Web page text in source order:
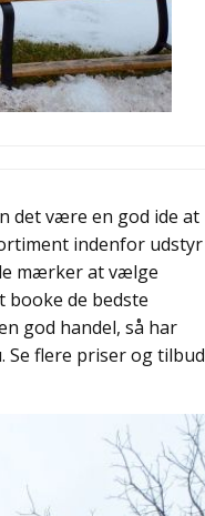
det være en god ide at
indenfor udstyr
mærker at vælge
booke de bedste
god handel, så har
flere priser og tilbud